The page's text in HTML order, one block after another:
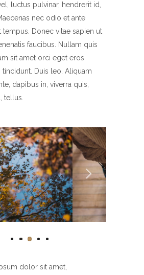
luctus pulvinar, hendrerit id,
nec odio et ante
tempus. Donec vitae sapien ut
faucibus. Nullam quis
sit amet orci eget eros
tincidunt. Duis leo. Aliquam
dapibus in, viverra quis,
tellus.
dolor sit amet,